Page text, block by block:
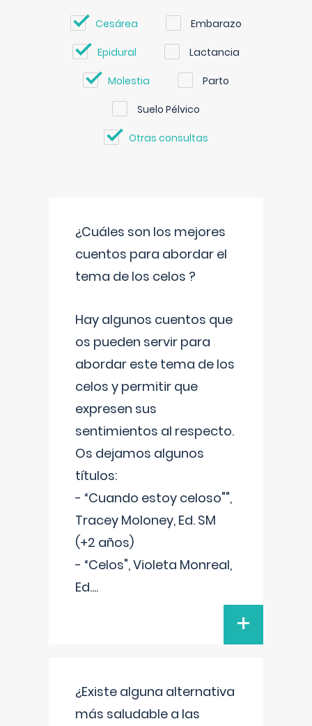
Cesárea Embarazo
Epidural Lactancia
Molestia Parto
Suelo Pélvico
Otras consultas
¿Cuáles son los mejores
cuentos para abordar el
tema de los celos ?
Hay algunos cuentos que
os pueden servir para
abordar este tema de los
celos y permitir que
expresen sus
sentimientos al respecto.
Os dejamos algunos
títulos:
- “Cuando estoy celoso"",
Tracey Moloney, Ed. SM
(+2 años)
- “Celos", Violeta Monreal,
Ed....
+
¿Existe alguna alternativa
más saludable a las